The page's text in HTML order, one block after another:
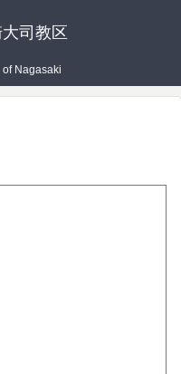
司教区
Nagasaki